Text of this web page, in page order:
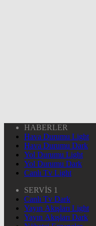
HABERLER
Hava Durumu Light
Hava Durumu Dark
Yol Durumu Light
Yol Durumu Dark
Canlı Tv Light
SERVİS 1
Canlı Tv Dark
Yayın Akışları Light
Yayın Akışları Dark